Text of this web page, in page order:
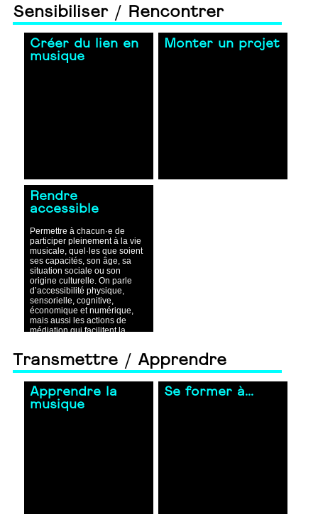
Sensibiliser / Rencontrer
Créer du lien en
musique
Monter un projet
Rendre
accessible
Permettre à chacun·e de
participer pleinement à la vie
musicale, quel·les que soient
ses capacités, son âge, sa
situation sociale ou son
origine culturelle. On parle
d’accessibilité physique,
sensorielle, cognitive,
économique et numérique,
mais aussi les actions de
médiation qui facilitent la
de la musique. Au-delà des
aménagements techniques,
elle s’inscrit dans une
approche fondée sur les droits
culturels, qui reconnaît à
chacun le droit d’accéder aux
Transmettre / Apprendre
Apprendre la
musique
Se former à...